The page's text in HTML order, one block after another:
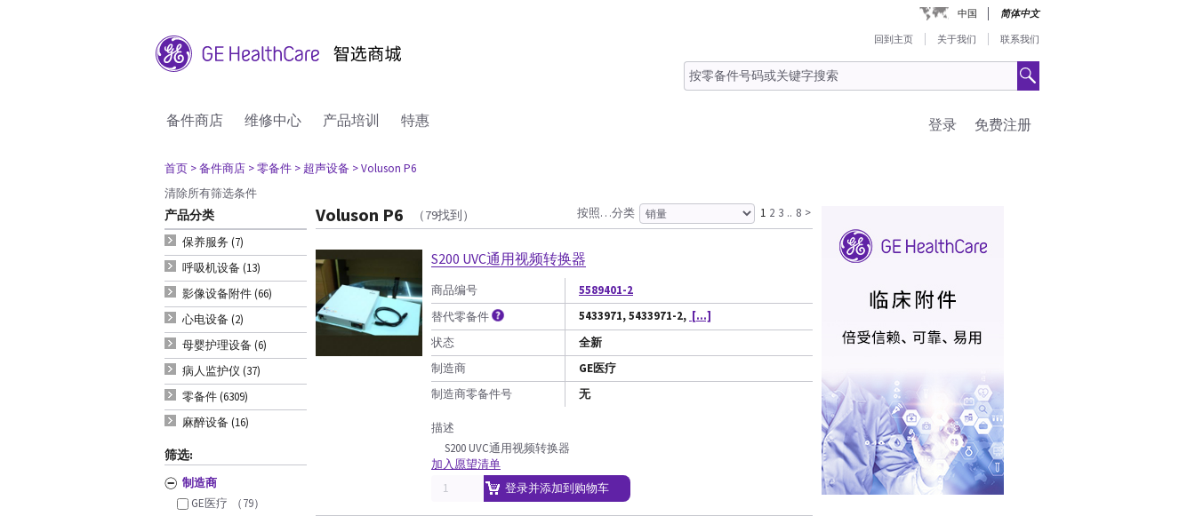
中国 简体中文
回到主页 关于我们 联系我们
备件商店 维修中心 产品培训 特惠 免费注册
登录
首页 > 备件商店 > 零备件 > 超声设备 > Voluson P6
清除所有筛选条件
产品分类
保养服务 (7)
呼吸机设备 (13)
影像设备附件 (66)
心电设备 (2)
母婴护理设备 (6)
病人监护仪 (37)
零备件 (6309)
麻醉设备 (16)
筛选:
制造商
GE医疗
（79）
Voluson P6 （79找到） 按照…分类 1 2 3 .. 8 >
S200 UVC通用视频转换器
商品编号
5589401-2
替代零备件
5433971, 5433971-2, [...]
状态
全新
制造商
GE医疗
制造商零备件号
无
描述
S200 UVC通用视频转换器
加入愿望清单
登录并添加到购物车